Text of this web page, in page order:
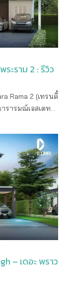
ะราม 2 : รีวิว
Rama 2 (เทรนดี้
รารมณ์เอสเตท
ระราม 2 ซ.47
าร : 72 – 2 – 52
ยูนิต : 282 ยูนิต
ขนาด 3 ห้องนอน
บบบ้าน ARTE
นที่ใช้สอย 202
น 4 ห้องน้ำ 2 ที่
ขนาด 3 ห้อง
.ม. - แบบบ้าน
อดรถ พื้นที่ใช้สอย
/เดือน ปีที่สร้าง
– เดอะ พราว